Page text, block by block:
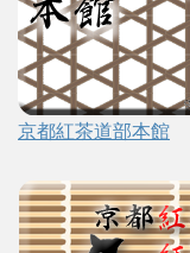
京都紅茶道部本館